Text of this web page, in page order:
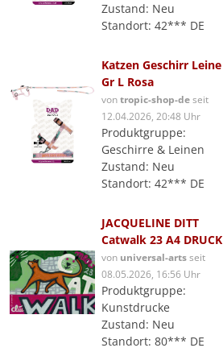
Zustand: Neu
Standort: 42*** DE
Katzen Geschirr Leine
Gr L Rosa
vontropic-shop-deseit
12.04.2026, 20:48 Uhr
Produktgruppe:
Geschirre & Leinen
Zustand: Neu
Standort: 42*** DE
JACQUELINE DITT
Catwalk 23 A4 DRUCK
von universal-artsseit
08.05.2026, 16:56 Uhr
Produktgruppe:
Kunstdrucke
Zustand: Neu
Standort: 80*** DE